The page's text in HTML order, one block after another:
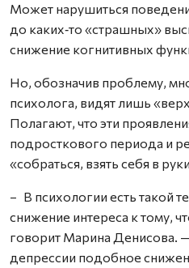
Может нарушиться
до каких‑то «страшных»
снижение когнитивных
Но, обозначив проблему,
психолога, видят лишь
Полагают, что эти
подросткового периода и
«собраться, взять себя в
– В психологии есть такой
снижение интереса к тому,
говорит Марина Денисова.
депрессии подобное